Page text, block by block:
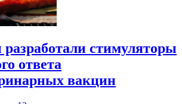
разработали стимуляторы
ответа
вакцин